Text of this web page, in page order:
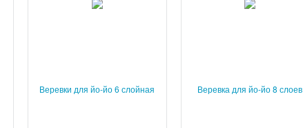
Веревки для йо-йо 6 слойная Веревка для йо-йо 8 слоев